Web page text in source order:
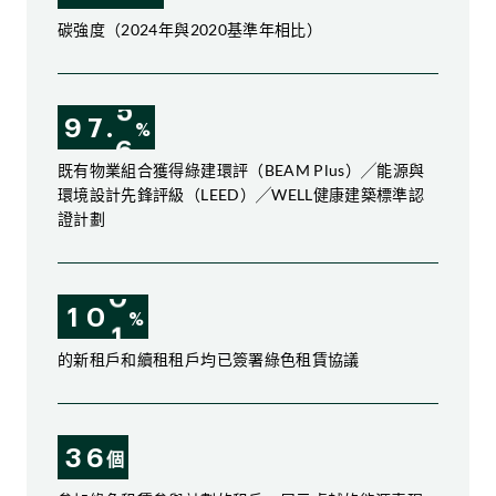
3
5
6
7
8
9
0
1
8
0
1
2
3
4
5
6
8
0
1
2
4
5
6
碳強度（2024年與2020基準年相比）
9
0
1
4
5
6
7
8
7
8
9
2
3
4
5
6
. 5
6
7
0
1
2
3
4
%
既有物業組合獲得綠建環評（BEAM Plus）╱能源與
環境設計先鋒評級（LEED）╱WELL健康建築標準認
證計劃
1
2
4
5
0
1
3
4
1
3
4
%
的新租戶和續租租戶均已簽署綠色租賃協議
3 6個